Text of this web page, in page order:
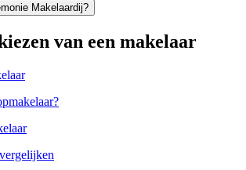
Makelaardij?
van een makelaar